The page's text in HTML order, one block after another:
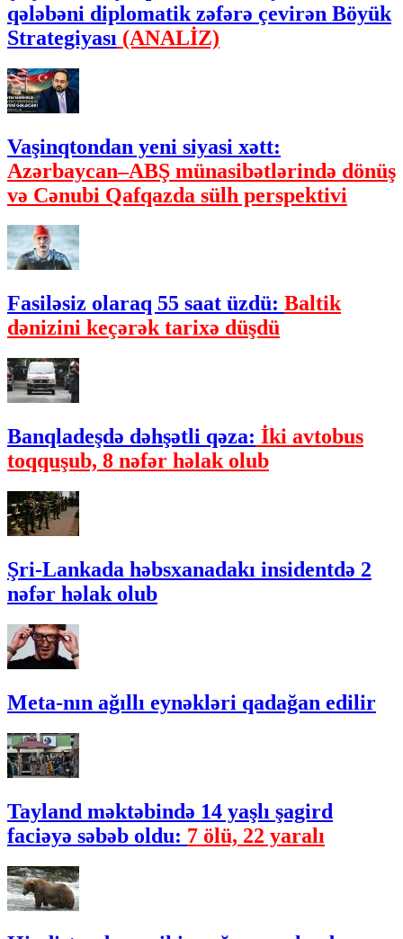
qələbəni diplomatik zəfərə çevirən Böyük
Strategiyası (ANALİZ)
Vaşinqtondan yeni siyasi xətt:
Azərbaycan–ABŞ münasibətlərində dönüş
və Cənubi Qafqazda sülh perspektivi
Fasiləsiz olaraq 55 saat üzdü: Baltik
dənizini keçərək tarixə düşdü
Banqladeşdə dəhşətli qəza: İki avtobus
toqquşub, 8 nəfər həlak olub
Şri-Lankada həbsxanadakı insidentdə 2
nəfər həlak olub
Meta-nın ağıllı eynəkləri qadağan edilir
Tayland məktəbində 14 yaşlı şagird
faciəyə səbəb oldu: 7 ölü, 22 yaralı